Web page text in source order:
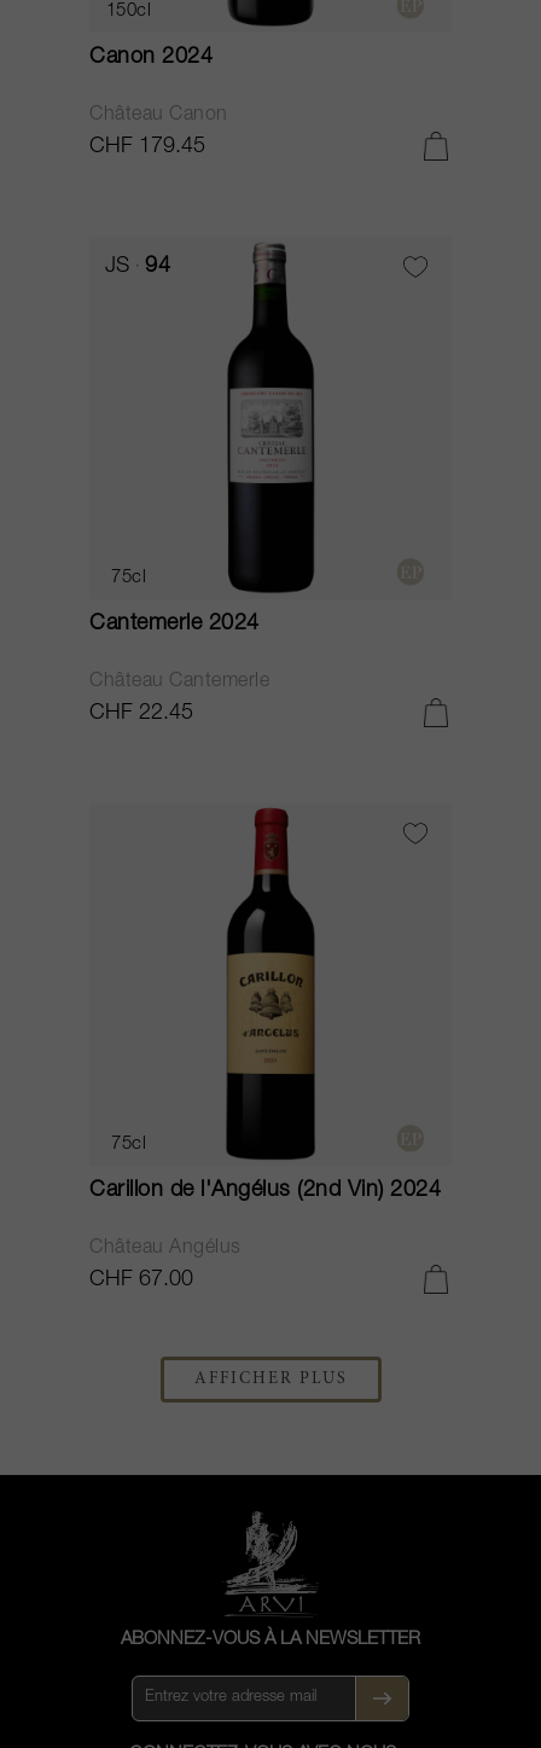
150cl
Canon 2024
Château Canon
CHF 179.45
JS 94
75cl
Cantemerle 2024
Château Cantemerle
CHF 22.45
75cl
Carillon de l'Angélus (2nd Vin) 2024
Château Angélus
CHF 67.00
AFFICHER PLUS
ABONNEZ-VOUS À LA NEWSLETTER